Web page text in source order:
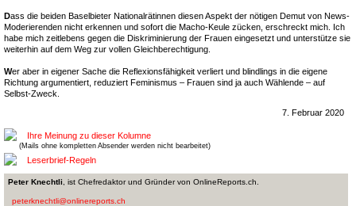
Dass die beiden Baselbieter Nationalrätinnen diesen Aspekt der nötigen Demut von News-
Moderierenden nicht erkennen und sofort die Macho-Keule zücken, erschreckt mich. Ich
habe mich zeitlebens gegen die Diskriminierung der Frauen eingesetzt und unterstütze sie
weiterhin auf dem Weg zur vollen Gleichberechtigung.
Wer aber in eigener Sache die Reflexionsfähigkeit verliert und blindlings in die eigene
Richtung argumentiert, reduziert Feminismus – Frauen sind ja auch Wählende – auf
Selbst-Zweck.
7. Februar 2020
Ihre Meinung zu dieser Kolumne
(Mails ohne kompletten Absender werden nicht bearbeitet)
Leserbrief-Regeln
Peter Knechtli , ist Chefredaktor und Gründer von OnlineReports.ch.
peterknechtli@onlinereports.ch